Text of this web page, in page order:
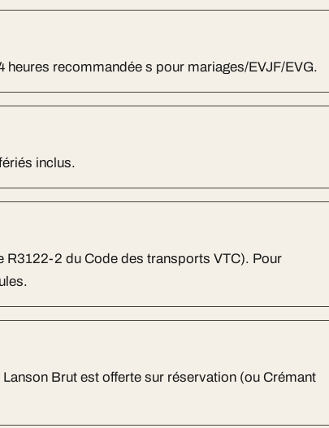
heures recommandée s pour mariages/EVJF/EVG.
inclus.
R3122-2 du Code des transports VTC). Pour
Brut est offerte sur réservation (ou Crémant